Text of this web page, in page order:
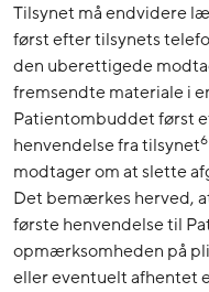
Tilsynet må endvidere
først efter tilsynets
den uberettigede
fremsendte materiale i
Patientombuddet først
henvendelse fra tilsynet6
modtager om at slette
Det bemærkes herved,
første henvendelse til
opmærksomheden på
eller eventuelt afhentet